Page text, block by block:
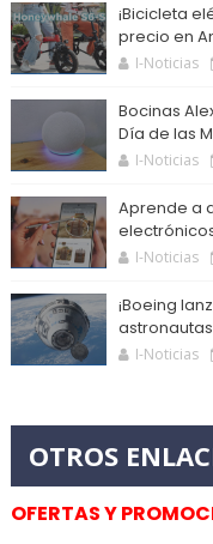
¡Bicicleta
precio en
I-Noticias
Bocinas
Día de las
I-Noticias
Aprende a
I-Noticias
¡Boeing
I-Noticias
OFERTAS Y